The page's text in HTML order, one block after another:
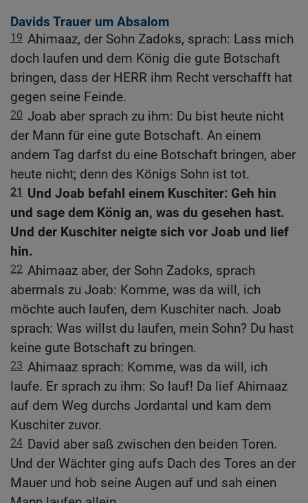
Davids Trauer um Absalom
19 Ahimaaz, der Sohn Zadoks, sprach: Lass mich
doch laufen und dem König die gute Botschaft
bringen, dass der HERR ihm Recht verschafft hat
gegen seine Feinde.
20 Joab aber sprach zu ihm: Du bist heute nicht
der Mann für eine gute Botschaft. An einem
andern Tag darfst du eine Botschaft bringen, aber
heute nicht; denn des Königs Sohn ist tot.
21
Und Joab befahl einem Kuschiter: Geh hin
und sage dem König an, was du gesehen hast.
Und der Kuschiter neigte sich vor Joab und lief
hin.
22 Ahimaaz aber, der Sohn Zadoks, sprach
abermals zu Joab: Komme, was da will, ich
möchte auch laufen, dem Kuschiter nach. Joab
sprach: Was willst du laufen, mein Sohn? Du hast
keine gute Botschaft zu bringen.
23 Ahimaaz sprach: Komme, was da will, ich
laufe. Er sprach zu ihm: So lauf! Da lief Ahimaaz
auf dem Weg durchs Jordantal und kam dem
Kuschiter zuvor.
24 David aber saß zwischen den beiden Toren.
Und der Wächter ging aufs Dach des Tores an der
Mauer und hob seine Augen auf und sah einen